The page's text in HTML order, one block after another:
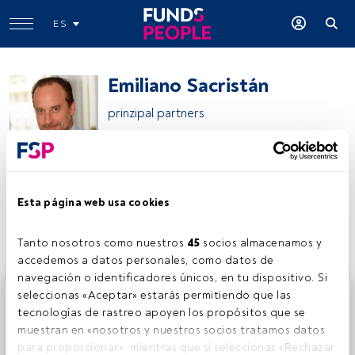
Esta página web usa cookies
Tanto nosotros como nuestros 45 socios almacenamos y
accedemos a datos personales, como datos de
navegación o identificadores únicos, en tu dispositivo. Si
seleccionas «Aceptar» estarás permitiendo que las
tecnologías de rastreo apoyen los propósitos que se
muestran en «nosotros y nuestros socios tratamos datos
para proporcionar», mientras que si seleccionas «Rechazar
ES
Emiliano Sacristán
prinzipal partners
Compartir:
Este es un artículo exclusivo para los usuarios registrados
de FundsPeople. Si ya estás registrado, accede desde el
botón Login. Si aún no tienes cuenta, te invitamos a
registrarte y disfrutar de todo el universo que ofrece